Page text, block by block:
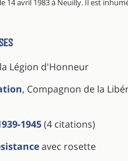
14 avril 1983 à Neuilly. Il est
Légion d'Honneur
, Compagnon de la
1945(4 citations)
avec rosette